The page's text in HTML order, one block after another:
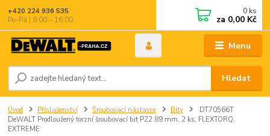
Menu
Hledat
+420 224 936 535
Po–Pá | 9:00 – 16:00
0 ks
za 0,00 Kč
Úvod Příslušenství Šroubovací nástavce Bity
DT70566T
DeWALT Prodloužený torzní šroubovací bit PZ2 89 mm, 2 ks, FLEXTORQ,
EXTREME